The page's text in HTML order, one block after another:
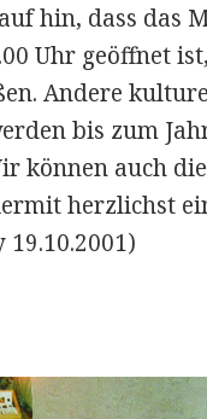
hin, dass das
Uhr geöffnet
Andere
bis zum
können auch
herzlichst